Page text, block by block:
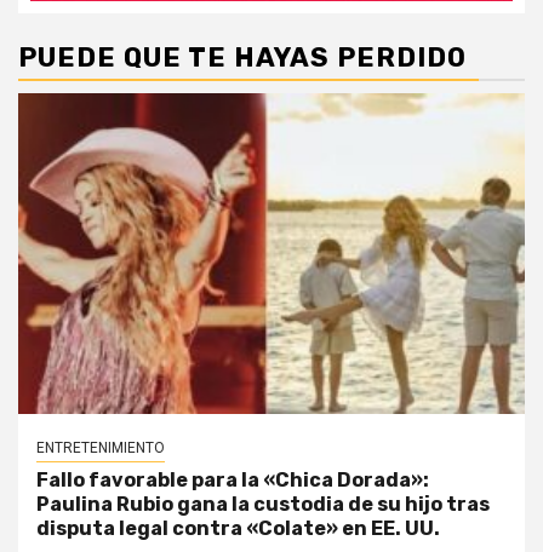
PUEDE QUE TE HAYAS PERDIDO
ENTRETENIMIENTO
Fallo favorable para la «Chica Dorada»:
Paulina Rubio gana la custodia de su hijo tras
disputa legal contra «Colate» en EE. UU.